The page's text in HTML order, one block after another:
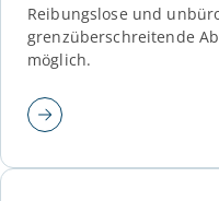
Reibungslose und
grenzüberschreitende
möglich.